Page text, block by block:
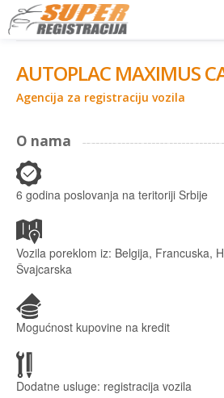
AUTOPLAC MAXIMUS
Agencija za registraciju vozila
O nama
6 godina poslovanja na teritoriji Srbije
Vozila poreklom iz: Belgija, Francuska,
Švajcarska
Mogućnost kupovine na kredit
Dodatne usluge: registracija vozila